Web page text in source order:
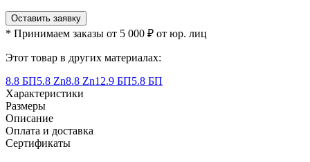
Оставить заявку
* Принимаем заказы от 5 000 ₽ от юр. лиц
Этот товар в других материалах:
8.8 БП5.8 Zn8.8 Zn12.9 БП5.8 БП
Характеристики
Размеры
Описание
Оплата и доставка
Сертификаты